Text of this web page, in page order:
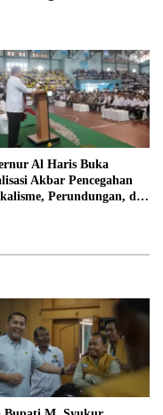
Al Haris Buka
Akbar Pencegahan
Perundungan, dan